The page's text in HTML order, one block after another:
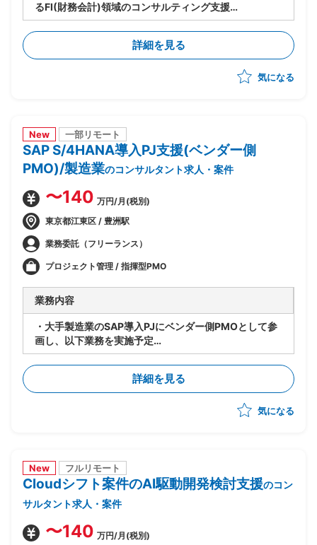
るFI(財務会計)領域のコンサルティング支援
・ベンダー側、SAPコンサルタントポジション
・財務会計管理および決算処理に関するコンサルティン
・固定資産管理、建設仮勘定領域の要件定義、設計支援
・SD、MM、FICOモジュール間の連携要件整理、調整
詳細を見る
気になる
New 一部リモート
SAP S/4HANA導入PJ支援(ベンダー側
PMO)/製造業のコンサルタント求人・案件
〜140 万円/月(税別)
東京都江東区 / 豊洲駅
業務委託（フリーランス）
プロジェクト管理 / 指揮型PMO
業務内容
・大手製造業のSAP導入PJにベンダー側PMOとして参
画し、以下業務を実施予定
・PJ規模は500人月以上
-進捗/品質/課題管理
-リカバリー時の要因分析/リカバリープランの策定
-各種ドキュメントの作成
詳細を見る
気になる
New フルリモート
Cloudシフト案件のAI駆動開発検討支援のコン
サルタント求人・案件
〜140 万円/月(税別)